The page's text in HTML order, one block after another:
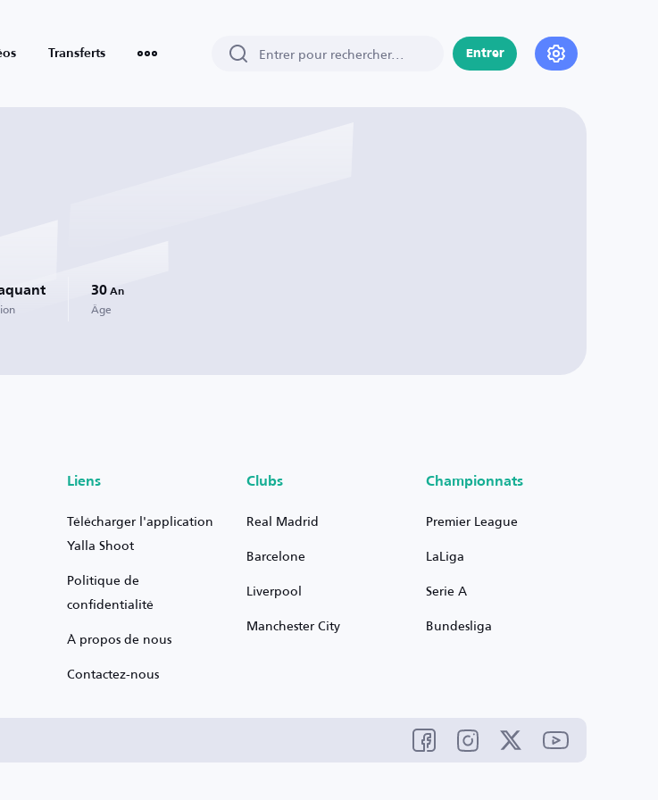
Transferts Entrer
30 An
Âge
Liens
Télécharger l'application
Yalla Shoot
Politique de
confidentialité
À propos de nous
Contactez-nous
Clubs
Real Madrid
Barcelone
Liverpool
Manchester City
Championnats
Premier League
LaLiga
Serie A
Bundesliga